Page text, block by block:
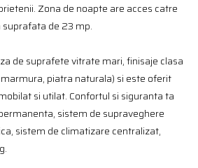
Zona de noapte are acces catre
de 23 mp.
de suprafete vitrate mari, finisaje clasa
piatra naturala) si este oferit
si utilat. Confortul si siguranta ta
sistem de supraveghere
sistem de climatizare centralizat,